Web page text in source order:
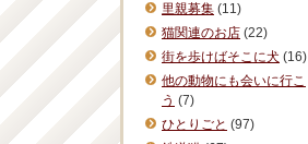
里親募集 (11)
猫関連のお店 (22)
街を歩けばそこに犬 (16)
他の動物にも会いに行こ
う (7)
ひとりごと (97)